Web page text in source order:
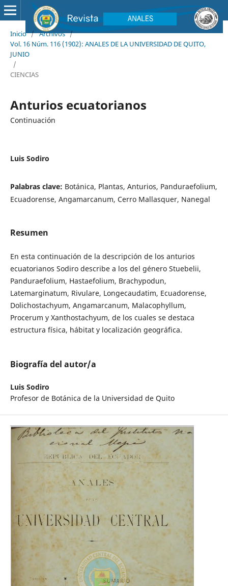
Inicio / Archivos /
Vol. 16 Núm. 116 (1902): ANALES DE LA UNIVERSIDAD DE QUITO,
JUNIO
/
CIENCIAS
Anturios ecuatorianos
Continuación
Luis Sodiro
Palabras clave: Botánica, Plantas, Anturios, Panduraefolium,
Ecuadorense, Angamarcanum, Cerro Mallasquer, Nanegal
Resumen
En esta continuación de la descripción de los anturios
ecuatorianos Sodiro describe a los del género Stuebelii,
Panduraefolium, Hastaefolium, Brachypodun,
Latemarginatum, Rivulare, Longecaudatim, Ecuadorense,
Dolichostachyum, Angamarcanum, Malacophyllum,
Procerum y Xanthostachyum, de los cuales se destaca
estructura física, hábitat y localización geográfica.
Biografía del autor/a
Luis Sodiro
Profesor de Botánica de la Universidad de Quito